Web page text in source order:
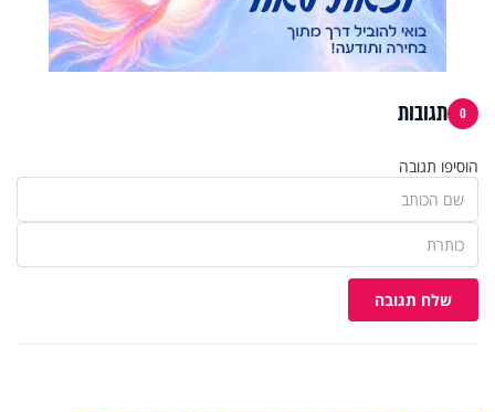
0 תגובות
הוסיפו תגובה
שלח תגובה